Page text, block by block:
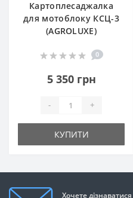
Картоплесаджалка
для мотоблоку КСЦ-3
(AGROLUXE)
0
5 350 грн
- +
КУПИТИ
Хочете